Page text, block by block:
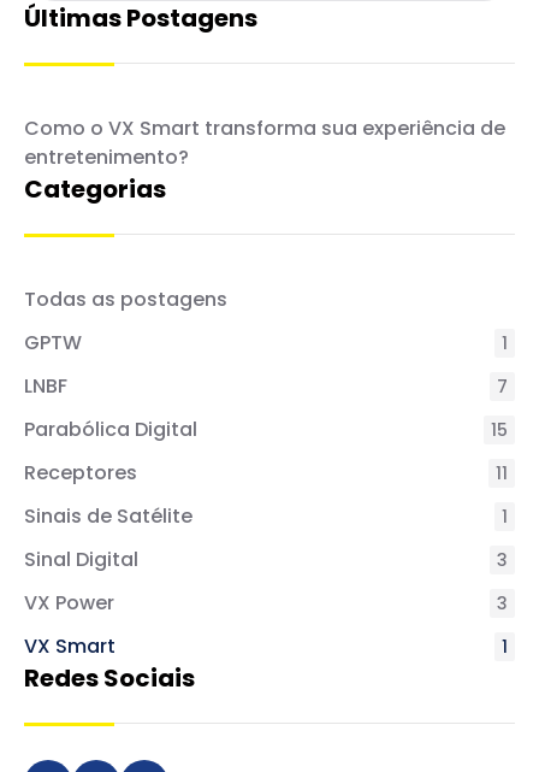
Últimas Postagens
Como o VX Smart transforma sua experiência de
entretenimento?
Categorias
Todas as postagens
GPTW
1
LNBF 7
Parabólica Digital 15
Receptores 11
Sinais de Satélite 1
Sinal Digital 3
VX Power 3
VX Smart 1
Redes Sociais